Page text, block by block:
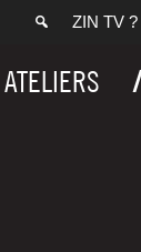
ZIN TV ?
ATELIERS